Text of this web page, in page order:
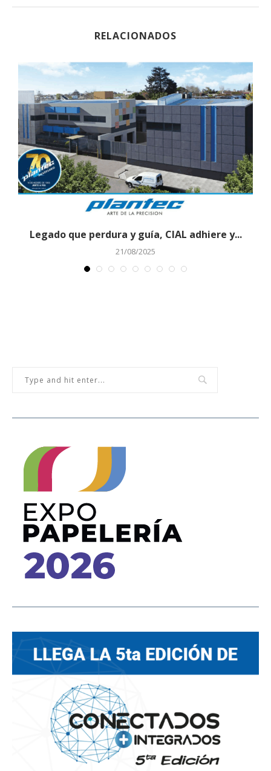
RELACIONADOS
Legado que perdura y guía, CIAL adhiere y...
21/08/2025